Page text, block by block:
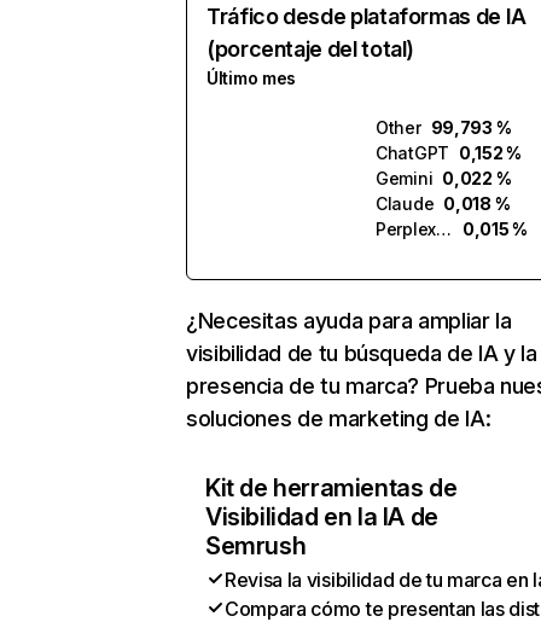
Tráfico desde plataformas de IA
(porcentaje del total)
Último mes
Other 99,793 %
ChatGPT 0,152 %
Gemini 0,022 %
Claude 0,018 %
Perplexity
0,015 %
¿Necesitas ayuda para ampliar la
visibilidad de tu búsqueda de IA y la
presencia de tu marca? Prueba
soluciones de marketing de IA:
Kit de herramientas de
Visibilidad en la IA de
Semrush
Revisa la visibilidad de tu marca en
Compara cómo te presentan las